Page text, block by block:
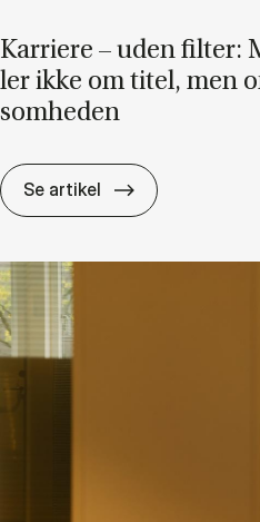
Kar­ri­e­re – uden fil­ter:
ler ikke om ti­tel, men
som­he­den
Se artikel Kar­ri­e­re –